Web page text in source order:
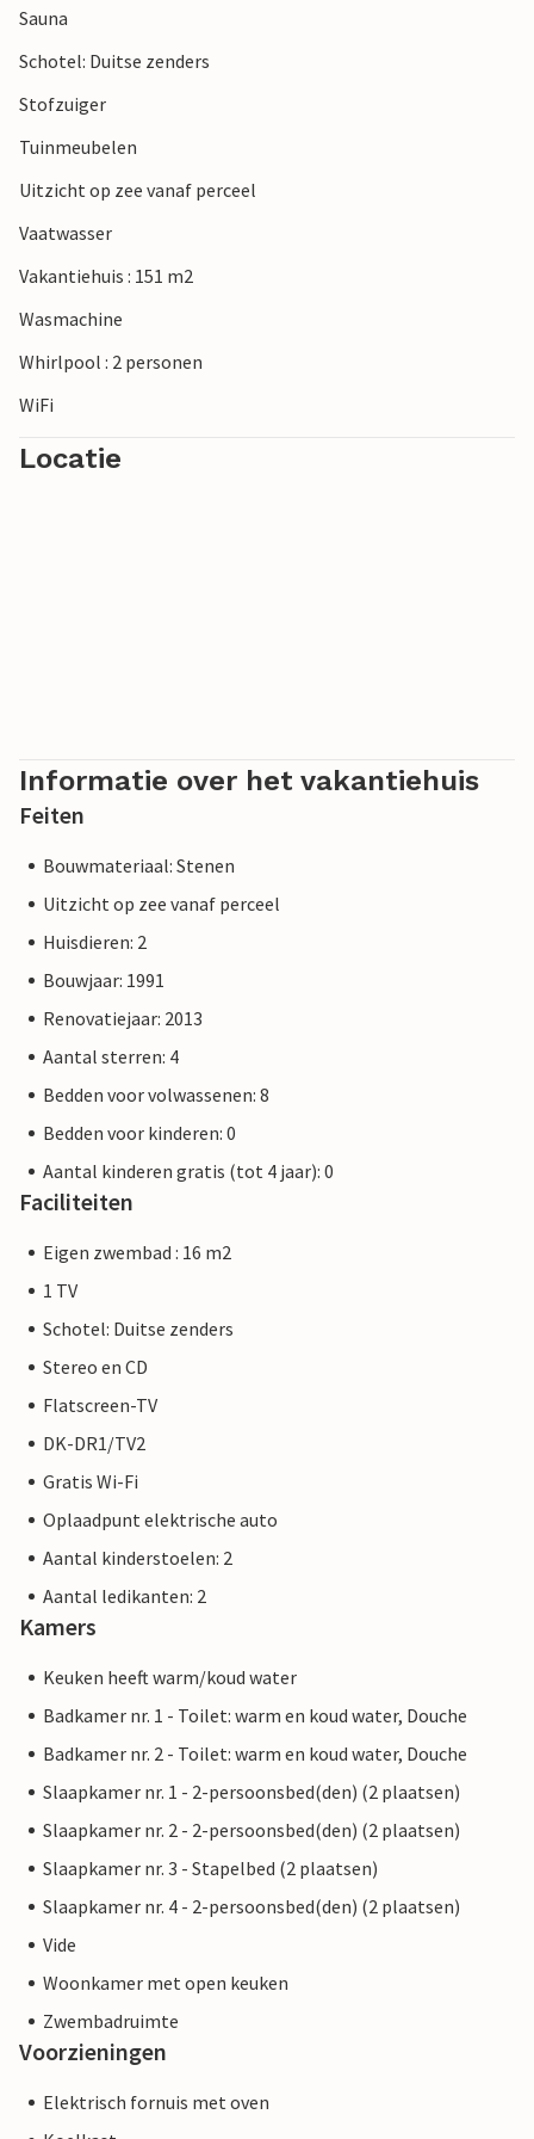
Sauna
Schotel: Duitse zenders
Stofzuiger
Tuinmeubelen
Uitzicht op zee vanaf perceel
Vaatwasser
Vakantiehuis : 151 m2
Wasmachine
Whirlpool : 2 personen
WiFi
Locatie
Informatie over het vakantiehuis
Feiten
Bouwmateriaal: Stenen
Uitzicht op zee vanaf perceel
Huisdieren: 2
Bouwjaar: 1991
Renovatiejaar: 2013
Aantal sterren: 4
Bedden voor volwassenen: 8
Bedden voor kinderen: 0
Aantal kinderen gratis (tot 4 jaar): 0
Faciliteiten
Eigen zwembad : 16 m2
1 TV
Schotel: Duitse zenders
Stereo en CD
Flatscreen-TV
DK-DR1/TV2
Gratis Wi-Fi
Oplaadpunt elektrische auto
Aantal kinderstoelen: 2
Aantal ledikanten: 2
Kamers
Keuken heeft warm/koud water
Badkamer nr. 1 - Toilet: warm en koud water, Douche
Badkamer nr. 2 - Toilet: warm en koud water, Douche
Slaapkamer nr. 1 - 2-persoonsbed(den) (2 plaatsen)
Slaapkamer nr. 2 - 2-persoonsbed(den) (2 plaatsen)
Slaapkamer nr. 3 - Stapelbed (2 plaatsen)
Slaapkamer nr. 4 - 2-persoonsbed(den) (2 plaatsen)
Vide
Woonkamer met open keuken
Zwembadruimte
Voorzieningen
Elektrisch fornuis met oven